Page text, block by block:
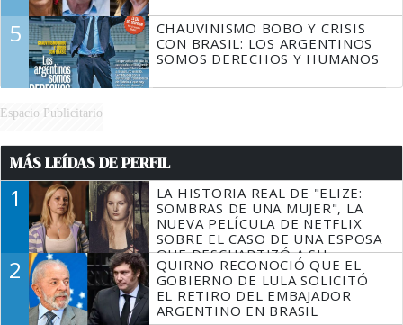
5
CHAUVINISMO BOBO Y CRISIS
CON BRASIL: LOS ARGENTINOS
SOMOS DERECHOS Y HUMANOS
Espacio Publicitario
MÁS LEÍDAS DE PERFIL
1
LA HISTORIA REAL DE "ELIZE:
SOMBRAS DE UNA MUJER", LA
NUEVA PELÍCULA DE NETFLIX
SOBRE EL CASO DE UNA ESPOSA
QUE DESCUARTIZÓ A SU
MARIDO
2
QUIRNO RECONOCIÓ QUE EL
GOBIERNO DE LULA SOLICITÓ
EL RETIRO DEL EMBAJADOR
ARGENTINO EN BRASIL